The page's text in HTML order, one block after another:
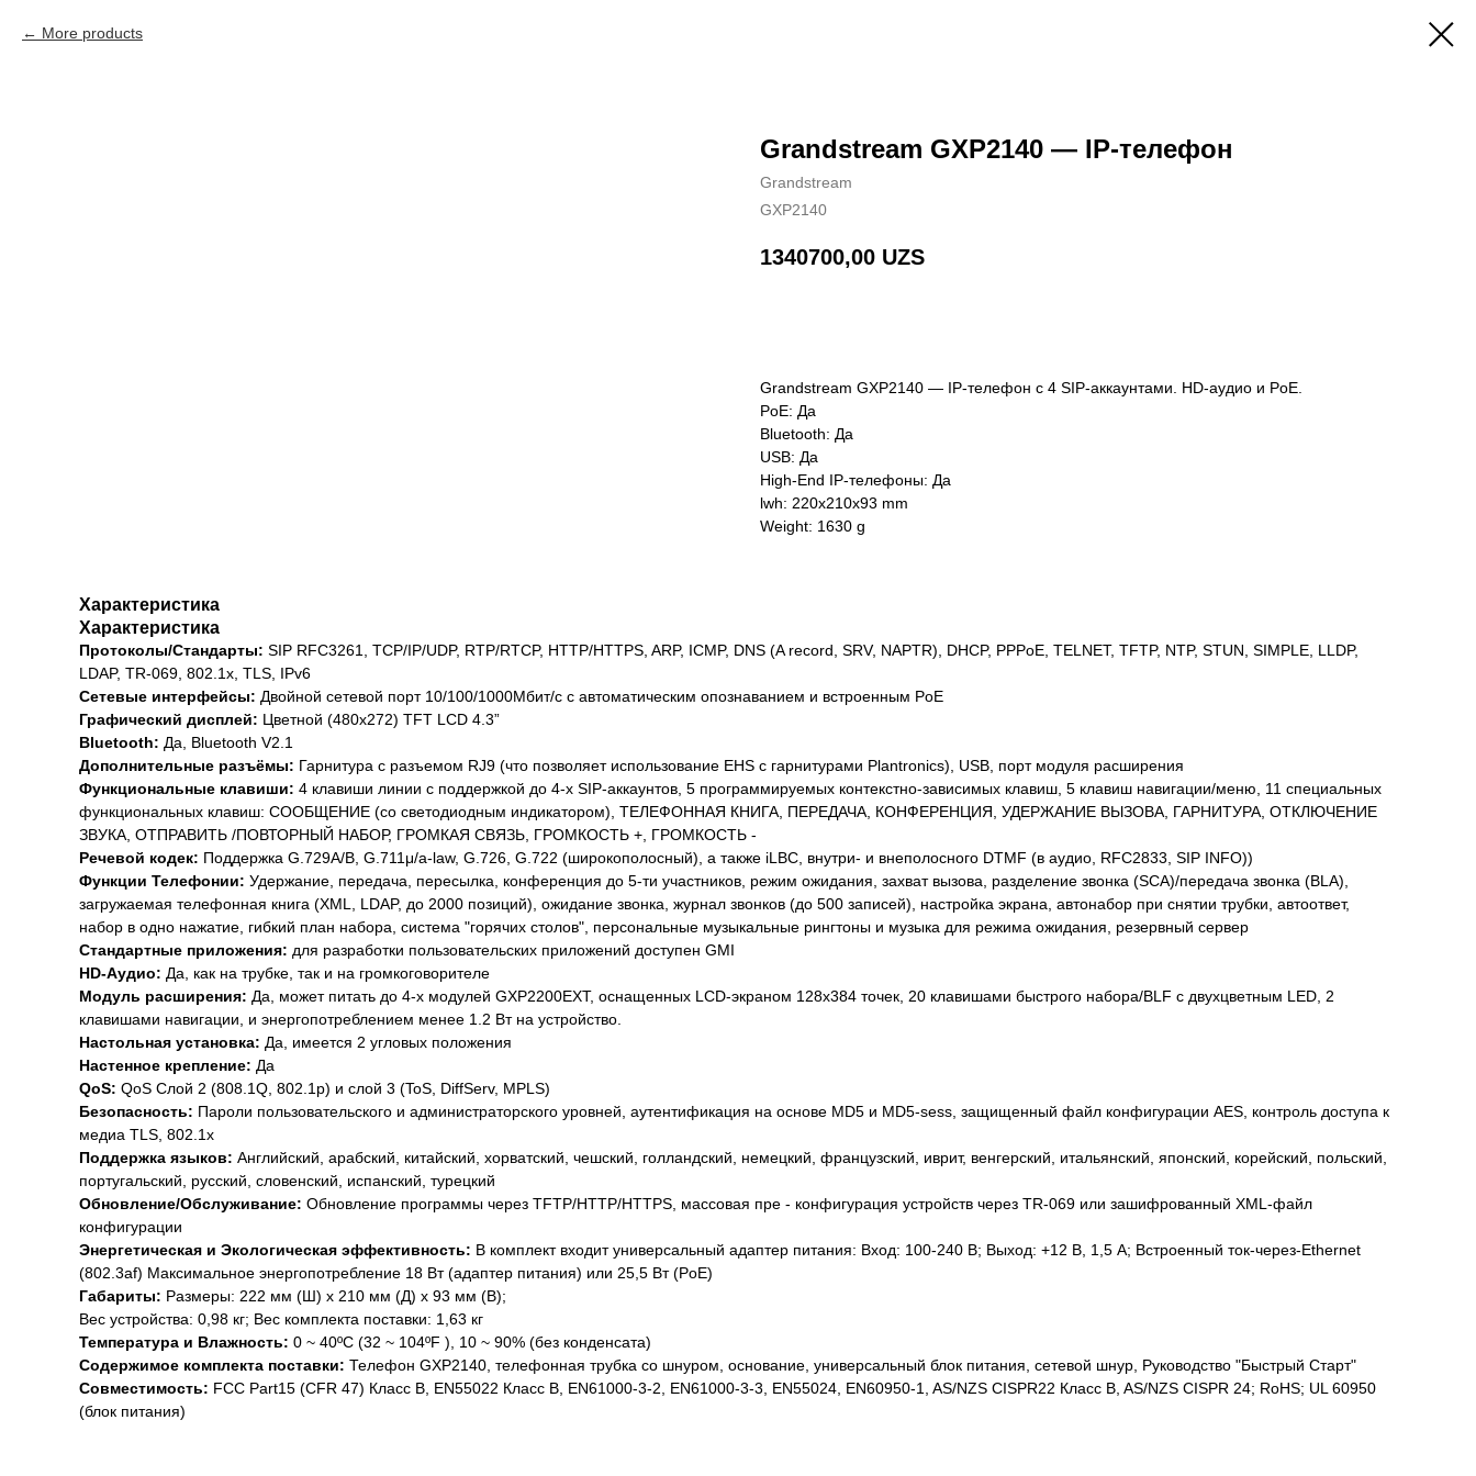
More products
Grandstream GXP2140 — IP-телефон
Grandstream
GXP2140
1340700,00 UZS
Grandstream GXP2140 — IP-телефон с 4 SIP-аккаунтами. HD-аудио и PoE.
PoE: Да
Bluetooth: Да
USB: Да
High-End IP-телефоны: Да
lwh: 220x210x93 mm
Weight: 1630 g
Характеристика
Характеристика
Протоколы/Стандарты: SIP RFC3261, TCP/IP/UDP, RTP/RTCP, HTTP/HTTPS, ARP, ICMP, DNS (A record, SRV, NAPTR), DHCP, PPPoE, TELNET, TFTP, NTP, STUN, SIMPLE, LLDP,
LDAP, TR-069, 802.1x, TLS, IPv6
Сетевые интерфейсы: Двойной сетевой порт 10/100/1000Мбит/с с автоматическим опознаванием и встроенным PoE
Графический дисплей: Цветной (480x272) TFT LCD 4.3”
Bluetooth: Да, Bluetooth V2.1
Дополнительные разъёмы: Гарнитура с разъемом RJ9 (что позволяет использование EHS с гарнитурами Plantronics), USB, порт модуля расширения
Функциональные клавиши: 4 клавиши линии с поддержкой до 4-х SIP-аккаунтов, 5 программируемых контекстно-зависимых клавиш, 5 клавиш навигации/меню, 11 специальных
функциональных клавиш: СООБЩЕНИЕ (со светодиодным индикатором), ТЕЛЕФОННАЯ КНИГА, ПЕРЕДАЧА, КОНФЕРЕНЦИЯ, УДЕРЖАНИЕ ВЫЗОВА, ГАРНИТУРА, ОТКЛЮЧЕНИЕ
ЗВУКА, ОТПРАВИТЬ /ПОВТОРНЫЙ НАБОР, ГРОМКАЯ СВЯЗЬ, ГРОМКОСТЬ +, ГРОМКОСТЬ -
Речевой кодек: Поддержка G.729A/B, G.711μ/a-law, G.726, G.722 (широкополосный), а также iLBC, внутри- и внеполосного DTMF (в аудио, RFC2833, SIP INFO))
Функции Телефонии: Удержание, передача, пересылка, конференция до 5-ти участников, режим ожидания, захват вызова, разделение звонка (SCA)/передача звонка (BLA),
загружаемая телефонная книга (XML, LDAP, до 2000 позиций), ожидание звонка, журнал звонков (до 500 записей), настройка экрана, автонабор при снятии трубки, автоответ,
набор в одно нажатие, гибкий план набора, система "горячих столов", персональные музыкальные рингтоны и музыка для режима ожидания, резервный сервер
Стандартные приложения: для разработки пользовательских приложений доступен GMI
HD-Аудио: Да, как на трубке, так и на громкоговорителе
Модуль расширения: Да, может питать до 4-х модулей GXP2200EXT, оснащенных LCD-экраном 128x384 точек, 20 клавишами быстрого набора/BLF с двухцветным LED, 2
клавишами навигации, и энергопотреблением менее 1.2 Вт на устройство.
Настольная установка: Да, имеется 2 угловых положения
Настенное крепление: Да
QoS: QoS Слой 2 (808.1Q, 802.1p) и слой 3 (ToS, DiffServ, MPLS)
Безопасность: Пароли пользовательского и администраторского уровней, аутентификация на основе MD5 и MD5-sess, защищенный файл конфигурации AES, контроль доступа к
медиа TLS, 802.1x
Поддержка языков: Английский, арабский, китайский, хорватский, чешский, голландский, немецкий, французский, иврит, венгерский, итальянский, японский, корейский, польский,
португальский, русский, словенский, испанский, турецкий
Обновление/Обслуживание: Обновление программы через TFTP/HTTP/HTTPS, массовая пре - конфигурация устройств через TR-069 или зашифрованный XML-файл
конфигурации
Энергетическая и Экологическая эффективность: В комплект входит универсальный адаптер питания: Вход: 100-240 В; Выход: +12 В, 1,5 A; Встроенный ток-через-Ethernet
(802.3af) Максимальное энергопотребление 18 Вт (адаптер питания) или 25,5 Вт (PoE)
Габариты: Размеры: 222 мм (Ш) x 210 мм (Д) x 93 мм (В);
Вес устройства: 0,98 кг; Вес комплекта поставки: 1,63 кг
Температура и Влажность: 0 ~ 40ºC (32 ~ 104ºF ), 10 ~ 90% (без конденсата)
Содержимое комплекта поставки: Телефон GXP2140, телефонная трубка со шнуром, основание, универсальный блок питания, сетевой шнур, Руководство "Быстрый Старт"
Совместимость: FCC Part15 (CFR 47) Класс B, EN55022 Класс B, EN61000-3-2, EN61000-3-3, EN55024, EN60950-1, AS/NZS CISPR22 Класс B, AS/NZS CISPR 24; RoHS; UL 60950
(блок питания)